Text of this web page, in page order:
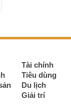
Tài chính
Tiêu dùng
Du lịch
Giải trí